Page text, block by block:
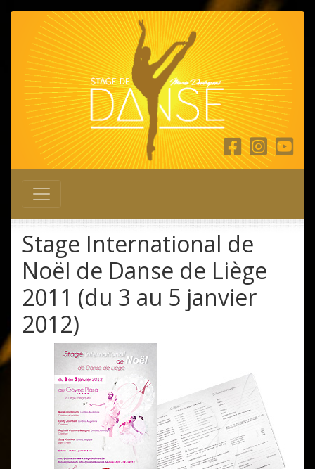
Main Navigation
Stage International de
Noël de Danse de Liège
2011 (du 3 au 5 janvier
2012)